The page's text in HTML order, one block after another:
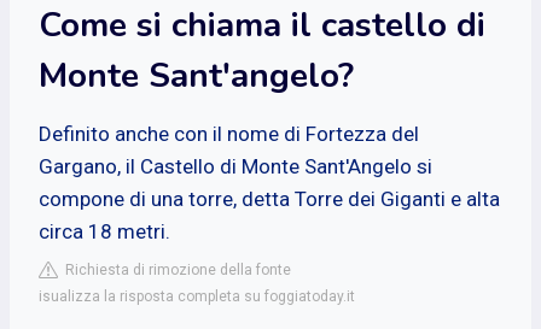
Come si chiama il castello di
Monte Sant'angelo?
Definito anche con il nome di Fortezza del
Gargano, il Castello di Monte Sant'Angelo si
compone di una torre, detta Torre dei Giganti e alta
circa 18 metri.
Richiesta di rimozione della fonte
isualizza la risposta completa su foggiatoday.it